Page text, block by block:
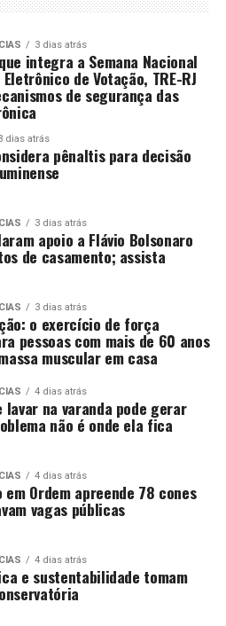
3 dias atrás
integra a Semana Nacional
de Votação, TRE-RJ
de segurança das
dias atrás
pênaltis para decisão
3 dias atrás
apoio a Flávio Bolsonaro
de casamento; assista
3 dias atrás
o exercício de força
pessoas com mais de 60 anos
muscular em casa
4 dias atrás
lavar na varanda pode gerar
não é onde ela fica
4 dias atrás
Ordem apreende 78 cones
vagas públicas
4 dias atrás
e sustentabilidade tomam